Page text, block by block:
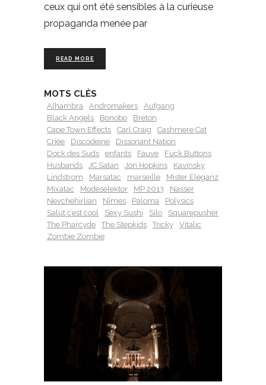
ceux qui ont été sensibles à la curieuse
propaganda menée par
READ MORE
MOTS CLÉS
Alhambra Andromakers
Aufgang
Black Angels
Bonobo
Breton
Cape Town Effects
Carl Craig
Cashmere Cat
Criée
Discodeine
Dissonant Nation
Dock des Suds
enfants Fauve
Fuck Buttons
Husbands
JC Satan Jon Hopkins
Kavinsky
Lindstrom
Marsatac marseille
Mister Eleganz
Mixatac
Modeselektor MP 2013
Nasser
Nevchehirlian
Nîmes Paloma
Polysics
Salut c’est cool
Sexy Sushi Silo
Squarepusher
The Pharcyde
The Stepkids Tricky
Vitalic
Zombie Zombie